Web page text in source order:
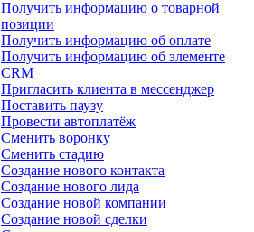
Получить информацию о товарной
позиции
Получить информацию об оплате
Получить информацию об элементе
CRM
Пригласить клиента в мессенджер
Поставить паузу
Провести автоплатёж
Сменить воронку
Сменить стадию
Создание нового контакта
Создание нового лида
Создание новой компании
Создание новой сделки